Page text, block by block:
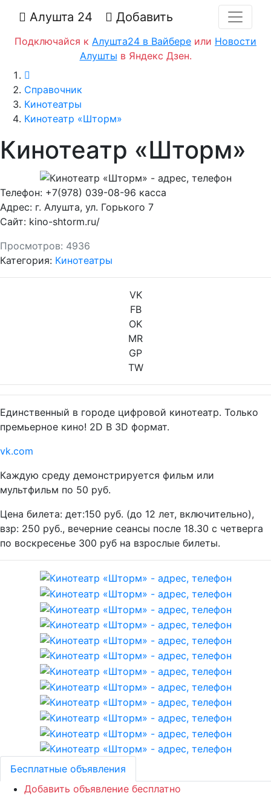
Алушта 24 Добавить
Подключайся к Алушта24 в Вайбере или Новости
Алушты в Яндекс Дзен.
Справочник
Кинотеатры
Кинотеатр «Шторм»
Кинотеатр «Шторм»
Телефон: +7(978) 039-08-96 касса
Адрес: г. Алушта, ул. Горького 7
Сайт: kino-shtorm.ru/
Просмотров: 4936
Категория: Кинотеатры
VK
FB
OK
MR
GP
TW
Единственный в городе цифровой кинотеатр. Только
премьерное кино! 2D B 3D формат.
vk.com
Каждую среду демонстрируется фильм или
мультфильм по 50 руб.
Цена билета: дет:150 руб. (до 12 лет, включительно),
взр: 250 руб., вечерние сеансы после 18.30 с четверга
по воскресенье 300 руб на взрослые билеты.
Бесплатные объявления
Добавить объявление бесплатно